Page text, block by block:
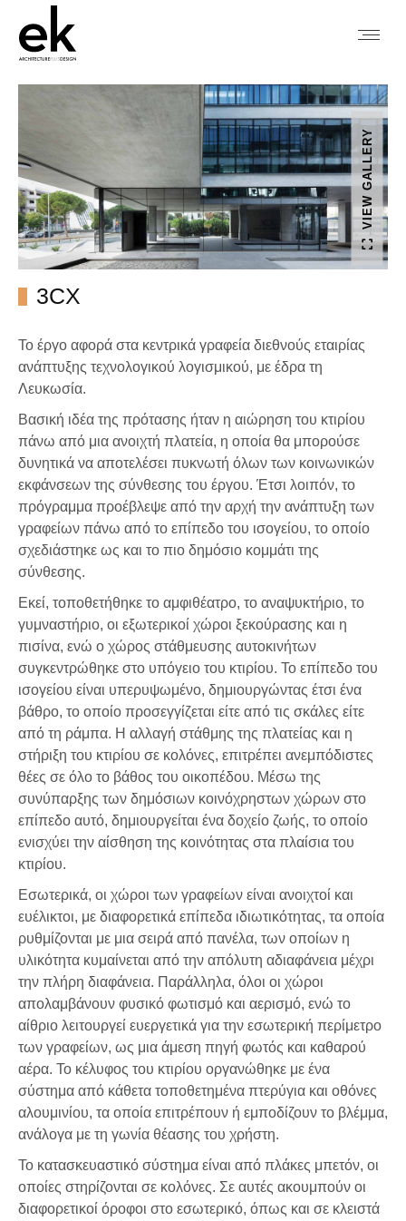
VIEW GALLERY
3CX
Το έργο αφορά στα κεντρικά γραφεία διεθνούς εταιρίας
ανάπτυξης τεχνολογικού λογισμικού, με έδρα τη
Λευκωσία.
Βασική ιδέα της πρότασης ήταν η αιώρηση του κτιρίου
πάνω από μια ανοιχτή πλατεία, η οποία θα μπορούσε
δυνητικά να αποτελέσει πυκνωτή όλων των κοινωνικών
εκφάνσεων της σύνθεσης του έργου. Έτσι λοιπόν, το
πρόγραμμα προέβλεψε από την αρχή την ανάπτυξη των
γραφείων πάνω από το επίπεδο του ισογείου, το οποίο
σχεδιάστηκε ως και το πιο δημόσιο κομμάτι της
σύνθεσης.
Εκεί, τοποθετήθηκε το αμφιθέατρο, το αναψυκτήριο, το
γυμναστήριο, οι εξωτερικοί χώροι ξεκούρασης και η
πισίνα, ενώ ο χώρος στάθμευσης αυτοκινήτων
συγκεντρώθηκε στο υπόγειο του κτιρίου. Το επίπεδο του
ισογείου είναι υπερυψωμένο, δημιουργώντας έτσι ένα
βάθρο, το οποίο προσεγγίζεται είτε από τις σκάλες είτε
από τη ράμπα. Η αλλαγή στάθμης της πλατείας και η
στήριξη του κτιρίου σε κολόνες, επιτρέπει ανεμπόδιστες
θέες σε όλο το βάθος του οικοπέδου. Μέσω της
συνύπαρξης των δημόσιων κοινόχρηστων χώρων στο
επίπεδο αυτό, δημιουργείται ένα δοχείο ζωής, το οποίο
ενισχύει την αίσθηση της κοινότητας στα πλαίσια του
κτιρίου.
Εσωτερικά, οι χώροι των γραφείων είναι ανοιχτοί και
ευέλικτοι, με διαφορετικά επίπεδα ιδιωτικότητας, τα οποία
ρυθμίζονται με μια σειρά από πανέλα, των οποίων η
υλικότητα κυμαίνεται από την απόλυτη αδιαφάνεια μέχρι
την πλήρη διαφάνεια. Παράλληλα, όλοι οι χώροι
απολαμβάνουν φυσικό φωτισμό και αερισμό, ενώ το
αίθριο λειτουργεί ευεργετικά για την εσωτερική περίμετρο
των γραφείων, ως μια άμεση πηγή φωτός και καθαρού
αέρα. Το κέλυφος του κτιρίου οργανώθηκε με ένα
σύστημα από κάθετα τοποθετημένα πτερύγια και οθόνες
αλουμινίου, τα οποία επιτρέπουν ή εμποδίζουν το βλέμμα,
ανάλογα με τη γωνία θέασης του χρήστη.
Το κατασκευαστικό σύστημα είναι από πλάκες μπετόν, οι
οποίες στηρίζονται σε κολόνες. Σε αυτές ακουμπούν οι
διαφορετικοί όροφοι στο εσωτερικό, όπως και σε κλειστά